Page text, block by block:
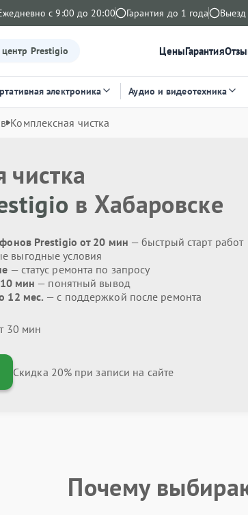
с 9:00 до 20:00 Гарантия до 1 года Выезд
Prestigio ЦеныГарантия
электроника Аудио и видеотехника
Комплексная чистка
чистка
в Хабаровске
Prestigio от 20 мин — быстрый старт работ
выгодные условия
— статус ремонта по запросу
мин — понятный вывод
12 мес. — с поддержкой после ремонта
30 мин
Скидка 20% при записи на сайте
Почему